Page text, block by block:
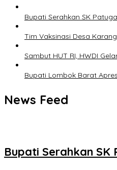
Bupati Serahkan SK
Tim Vaksinasi Desa
Sambut HUT RI, HWDI
Bupati Lombok Barat
News Feed
Bupati Serahkan SK